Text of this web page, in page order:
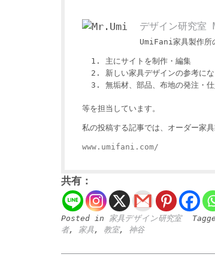
デザイン研究
UmiFani家具製作所
主にサイトを制作・編集
新しい家具デザインの参考に
無垢材、部品、布地の発注・
等を担当しています。
私の投稿する記事では、オーダー家
www.umifani.com/
共有：
Posted in 家具デザイン研究室
者, 家具, 教室, 神谷